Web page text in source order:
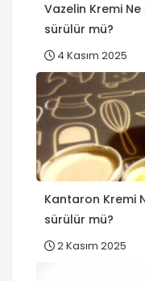
Vazelin Kremi
sürülür mü?
4 Kasım 2025
Kantaron Kremi
sürülür mü?
2 Kasım 2025